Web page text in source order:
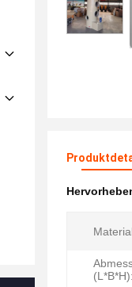
(L*B*H):